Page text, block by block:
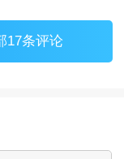
17条评论